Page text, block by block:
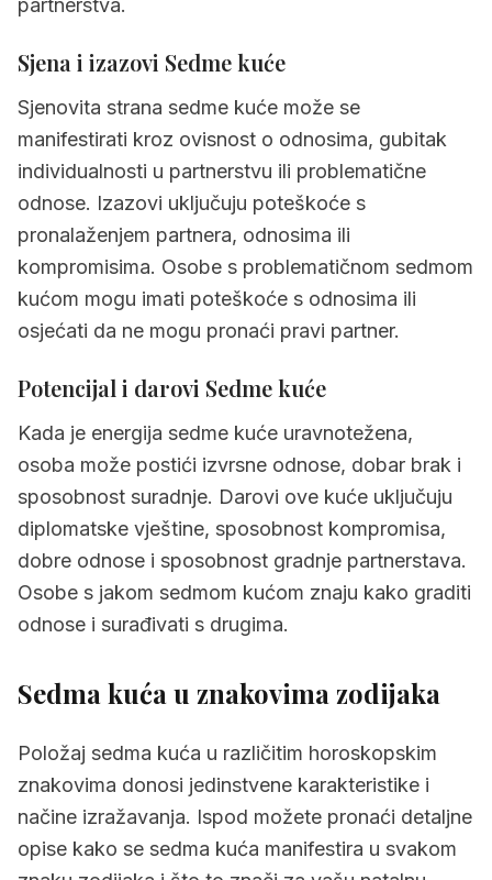
partnerstva.
Sjena i izazovi Sedme kuće
Sjenovita strana sedme kuće može se
manifestirati kroz ovisnost o odnosima, gubitak
individualnosti u partnerstvu ili problematične
odnose. Izazovi uključuju poteškoće s
pronalaženjem partnera, odnosima ili
kompromisima. Osobe s problematičnom sedmom
kućom mogu imati poteškoće s odnosima ili
osjećati da ne mogu pronaći pravi partner.
Potencijal i darovi Sedme kuće
Kada je energija sedme kuće uravnotežena,
osoba može postići izvrsne odnose, dobar brak i
sposobnost suradnje. Darovi ove kuće uključuju
diplomatske vještine, sposobnost kompromisa,
dobre odnose i sposobnost gradnje partnerstava.
Osobe s jakom sedmom kućom znaju kako graditi
odnose i surađivati s drugima.
Sedma kuća u znakovima zodijaka
Položaj sedma kuća u različitim horoskopskim
znakovima donosi jedinstvene karakteristike i
načine izražavanja. Ispod možete pronaći detaljne
opise kako se sedma kuća manifestira u svakom